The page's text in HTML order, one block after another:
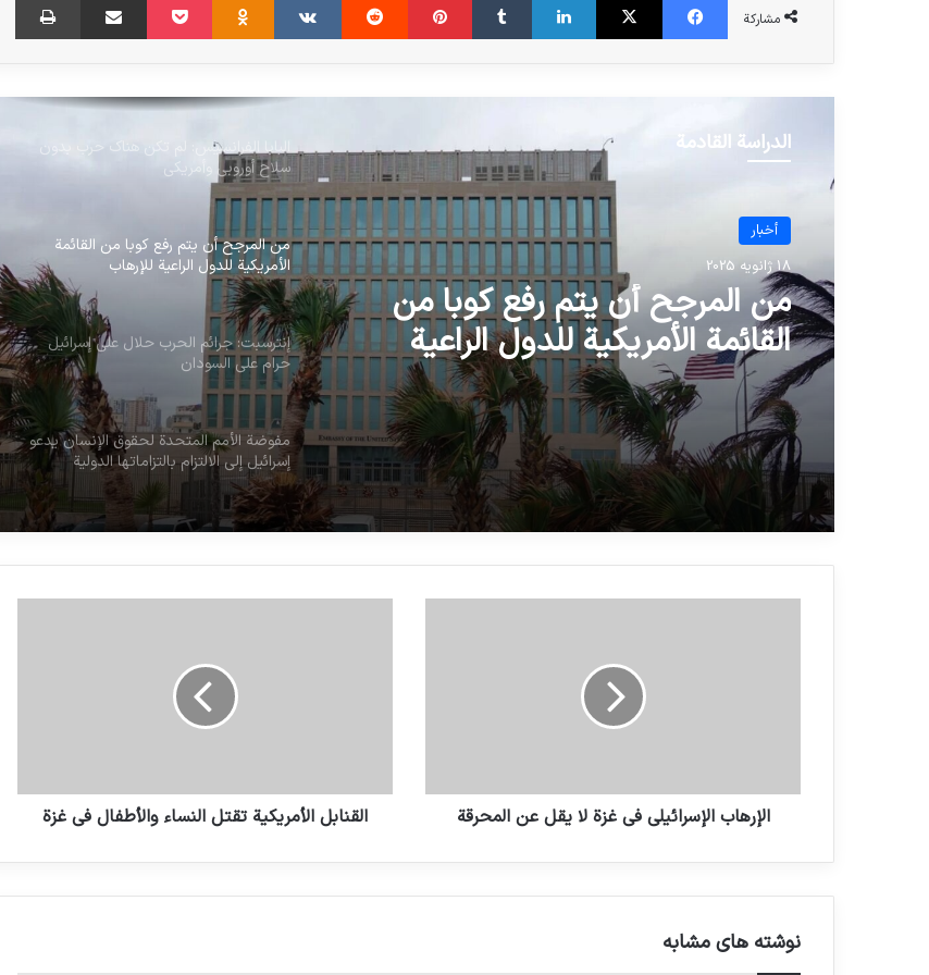
مشاركة
الدراسة القادمة
أخبار
18 ژانویه 2025
من المرجح أن يتم رفع كوبا من
القائمة الأمريكية للدول الراعية
للإرهاب
البابا الفرانسيس: لم تكن هناك حرب بدون
سلاح أوروبي وأمريكي
من المرجح أن يتم رفع كوبا من القائمة
الأمريكية للدول الراعية للإرهاب
إنترسبت: جرائم الحرب حلال على إسرائيل
حرام على السودان
مفوضة الأمم المتحدة لحقوق الإنسان يدعو
إسرائيل إلى الالتزام بالتزاماتها الدولية
الانتهاكات الإسرائيلية في غزة تظهر الحاجة إلى
تحقيق من “المحكمة الجنائية الدولية”
البابا الفرانسيس: لم تكن هناك حرب بدون
من المرجح أن يتم رفع كوبا من القائمة
الإرهاب الإسرائيلي في غزة لا يقل عن المحرقة القنابل الأمريكية تقتل النساء والأطفال في غزة
نوشته های مشابه